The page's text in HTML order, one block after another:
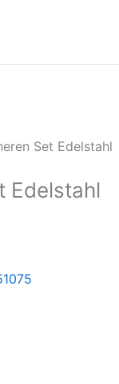
Set Edelstahl
Edelstahl